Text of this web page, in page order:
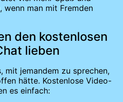
wenn man mit Fremden
den kostenlosen
lieben
mit jemandem zu sprechen,
hätte. Kostenlose Video-
es einfach: